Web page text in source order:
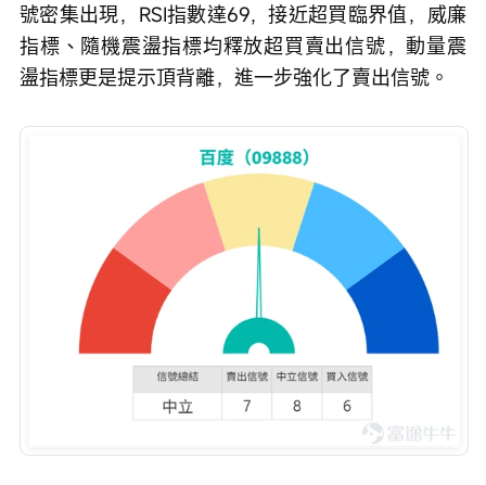
號密集出現，RSI指數達69，接近超買臨界值，威廉
指標、隨機震盪指標均釋放超買賣出信號，動量震
盪指標更是提示頂背離，進一步強化了賣出信號。